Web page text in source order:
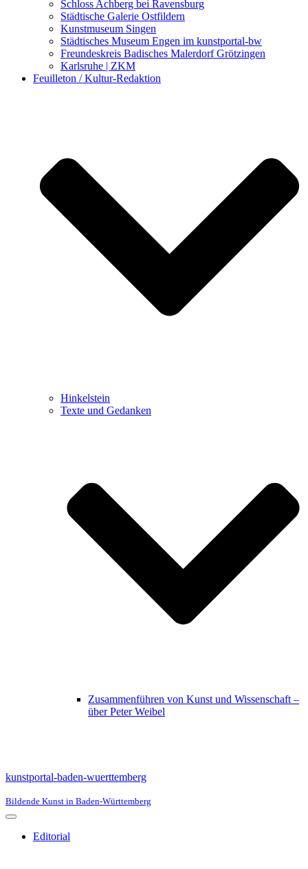
Schloss Achberg bei Ravensburg
Städtische Galerie Ostfildern
Kunstmuseum Singen
Städtisches Museum Engen im kunstportal-bw
Freundeskreis Badisches Malerdorf Grötzingen
Karlsruhe | ZKM
Feuilleton / Kultur-Redaktion
Hinkelstein
Texte und Gedanken
Zusammenführen von Kunst und Wissenschaft –
über Peter Weibel
kunstportal-baden-wuerttemberg
Bildende Kunst in Baden-Württemberg
Navigationsmenü
Editorial